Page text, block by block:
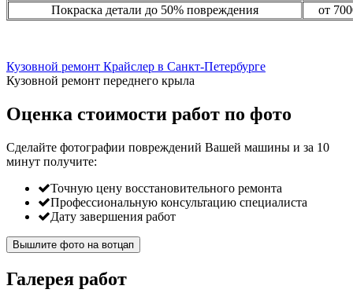
Покраска детали до 50% повреждения
от
Кузовной ремонт Крайслер в Санкт-Петербурге
Кузовной ремонт переднего крыла
Оценка стоимости работ по фото
Сделайте фотографии повреждений Вашей машины и за 10
минут получите:
Точную цену восстановительного ремонта
Профессиональную консультацию специалиста
Дату завершения работ
Вышлите фото на вотцап
Галерея работ